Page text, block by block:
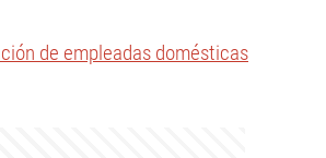
de empleadas domésticas